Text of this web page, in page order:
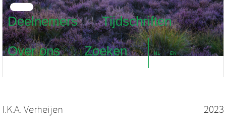
Deelnemers
Tijdschriften
Over ons
Zoeken NL EN
I.K.A. Verheijen 2023